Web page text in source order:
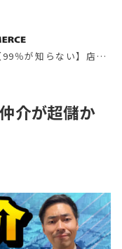
99％が知らない】店舗仲介が超儲かる理由10選
介が超儲か